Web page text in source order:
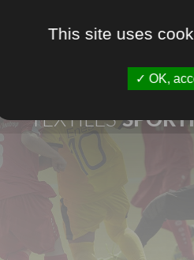
TEXTILES
This site uses
OK,